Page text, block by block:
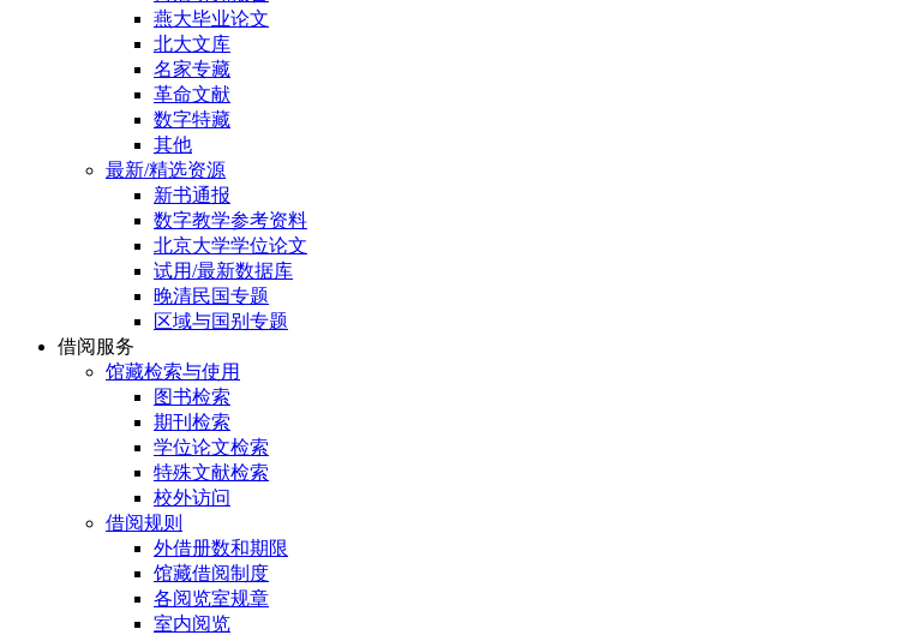
燕大毕业论文
北大文库
名家专藏
革命文献
数字特藏
其他
最新/精选资源
新书通报
数字教学参考资料
北京大学学位论文
试用/最新数据库
晚清民国专题
区域与国别专题
借阅服务
馆藏检索与使用
图书检索
期刊检索
学位论文检索
特殊文献检索
校外访问
借阅规则
外借册数和期限
馆藏借阅制度
各阅览室规章
室内阅览